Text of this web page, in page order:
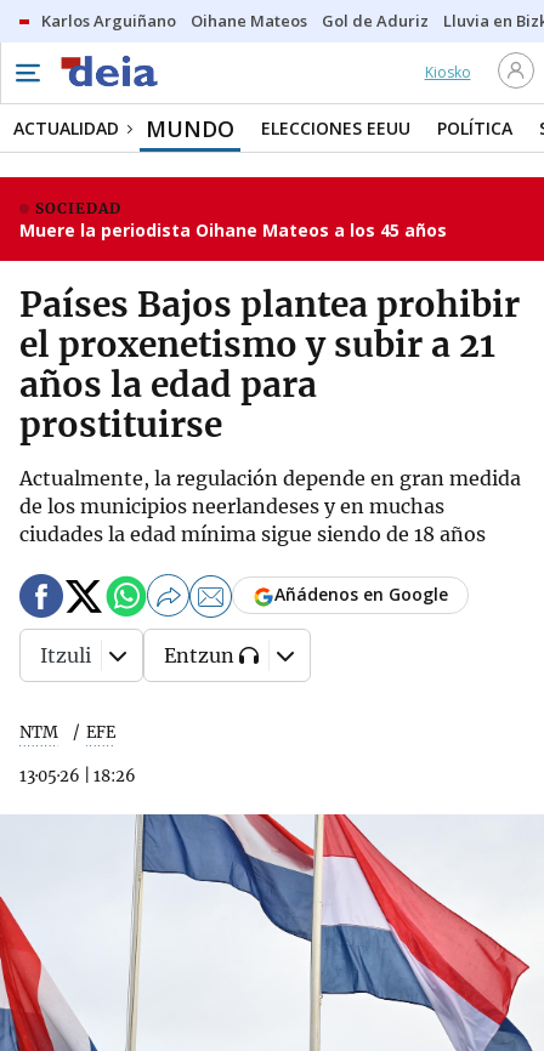
Karlos Arguiñano Oihane Mateos Gol de Aduriz Lluvia en
Kiosko
ACTUALIDAD MUNDO ELECCIONES EEUU POLÍTICA
SOCIEDAD
Muere la periodista Oihane Mateos a los 45 años
Países Bajos plantea prohibir
el proxenetismo y subir a 21
años la edad para
prostituirse
Actualmente, la regulación depende en gran medida
de los municipios neerlandeses y en muchas
ciudades la edad mínima sigue siendo de 18 años
NTM EFE
13·05·26 18:26
Añádenos en Google
Itzuli Entzun